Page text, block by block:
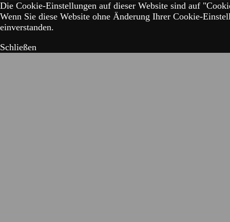
Die Cookie-Einstellungen auf dieser Website sind auf
Wenn Sie diese Website ohne Änderung Ihrer Cookie-
einverstanden.
Schließen